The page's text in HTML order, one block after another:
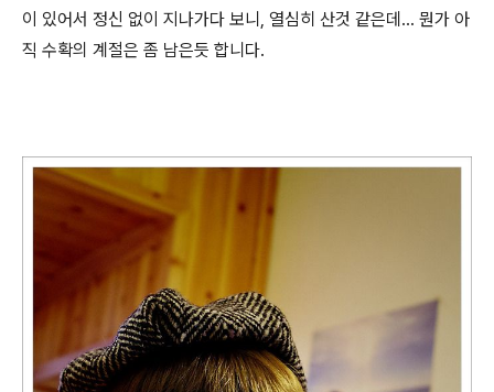
이 있어서 정신 없이 지나가다 보니, 열심히 산것 같은데... 뭔가 아
직 수확의 계절은 좀 남은듯 합니다.